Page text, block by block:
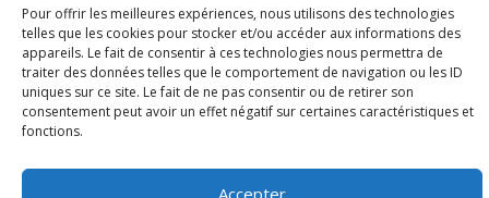
Pour offrir les meilleures expériences, nous utilisons des technologies
telles que les cookies pour stocker et/ou accéder aux informations des
appareils. Le fait de consentir à ces technologies nous permettra de
traiter des données telles que le comportement de navigation ou les ID
uniques sur ce site. Le fait de ne pas consentir ou de retirer son
consentement peut avoir un effet négatif sur certaines caractéristiques et
fonctions.
Accepter
06 Juil 2026
Étude d’évaluabilité des Structures
d’accompagnement à l’autocréation d’emploi (SAACE)
01 Juil 2026
Pénurie du personnel infirmier :quels indicateurs
Wallonie ?